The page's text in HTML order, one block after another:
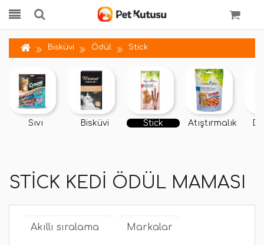
Bisküvi Ödül Stick
Sıvı Bisküvi Stick Atıştırmalık
STICK KEDI ÖDÜL MAMASI